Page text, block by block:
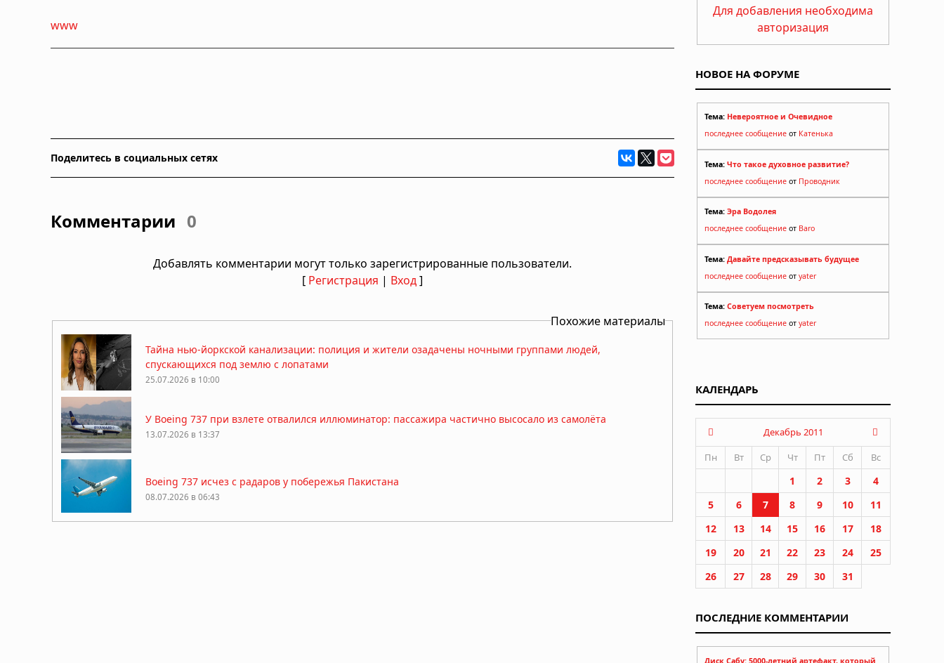
www
Поделитесь в социальных сетях
Комментарии 0
Добавлять комментарии могут только зарегистрированные пользователи.
[ Регистрация | Вход]
Похожие материалы
Тайна нью-йоркской канализации: полиция и жители озадачены ночными группами людей,
спускающихся под землю с лопатами
25.07.2026 в 10:00
У Boeing 737 при взлете отвалился иллюминатор: пассажира частично высосало из самолёта
13.07.2026 в 13:37
Boeing 737 исчез с радаров у побережья Пакистана
08.07.2026 в 06:43
Для добавления необходима
авторизация
НОВОЕ НА ФОРУМЕ
Тема: Невероятное и Очевидное
последнее сообщение от Катенька
Тема: Что такое духовное развитие?
последнее сообщение от Проводник
Тема: Эра Водолея
последнее сообщение от Baro
Тема: Давайте предсказывать будущее
последнее сообщение от yater
Тема: Советуем посмотреть
последнее сообщение от yater
КАЛЕНДАРЬ
Декабрь 2011
Пн
Вт Ср Чт Пт Сб Вс
1 2 3
4
5
6 7 8 9 10
11
12
13 14 15 16 17
18
19
20 21 22 23 24
25
26
27 28 29 30 31
ПОСЛЕДНИЕ КОММЕНТАРИИ
Диск Сабу: 5000-летний артефакт, который